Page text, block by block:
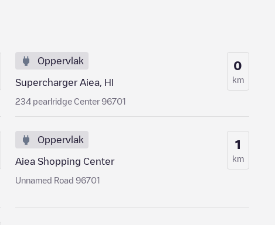
Oppervlak
Supercharger Aiea, HI
234 pearlridge Center 96701
0
km
Oppervlak
Aiea Shopping Center
Unnamed Road 96701
1
km